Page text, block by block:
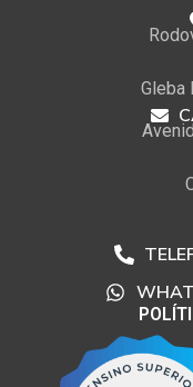
Gleba